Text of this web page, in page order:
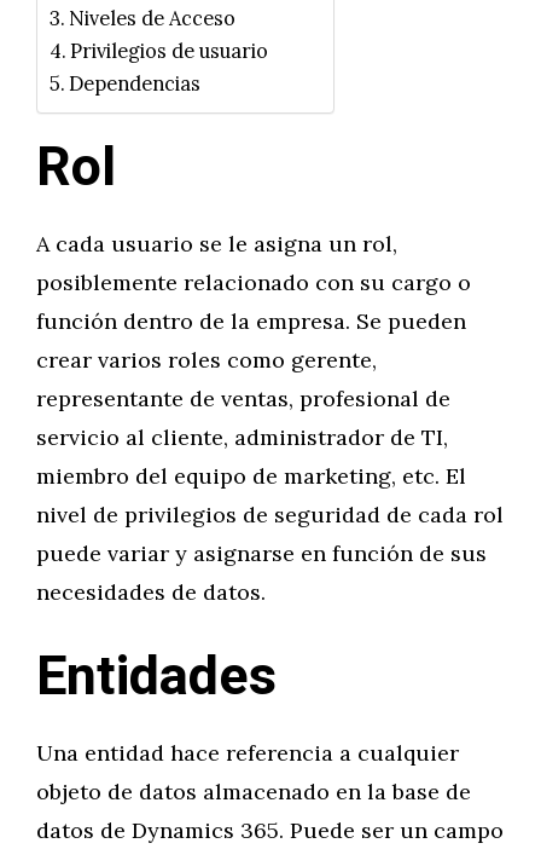
Niveles de Acceso
Privilegios de usuario
Dependencias
Rol
A cada usuario se le asigna un rol,
posiblemente relacionado con su cargo o
función dentro de la empresa. Se pueden
crear varios roles como gerente,
representante de ventas, profesional de
servicio al cliente, administrador de TI,
miembro del equipo de marketing, etc. El
nivel de privilegios de seguridad de cada rol
puede variar y asignarse en función de sus
necesidades de datos.
Entidades
Una entidad hace referencia a cualquier
objeto de datos almacenado en la base de
datos de Dynamics 365. Puede ser un campo